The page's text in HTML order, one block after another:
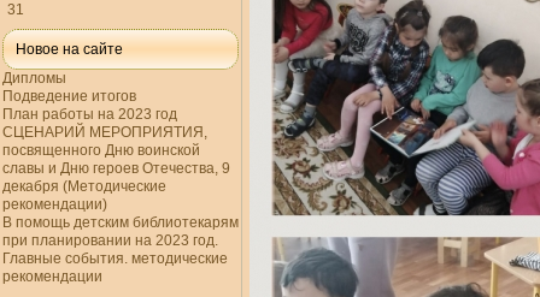
31
Новое на сайте
Дипломы
Подведение итогов
План работы на 2023 год
СЦЕНАРИЙ МЕРОПРИЯТИЯ,
посвященного Дню воинской
славы и Дню героев Отечества, 9
декабря (Методические
рекомендации)
В помощь детским библиотекарям
при планировании на 2023 год.
Главные события. методические
рекомендации